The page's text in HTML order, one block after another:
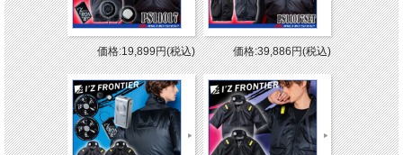
価格:19,899円(税込) 価格:39,886円(税込)